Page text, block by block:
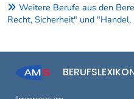
Weitere Berufe aus den
Recht, Sicherheit" und